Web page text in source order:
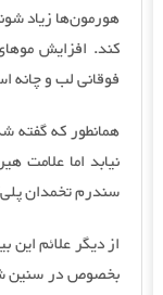
هورمون‌ها زیاد
کند. افزایش
فوقانی لب و چانه
همانطور که گفته
سندرم تخمدان
از دیگر علائم
بخصوص در سنین